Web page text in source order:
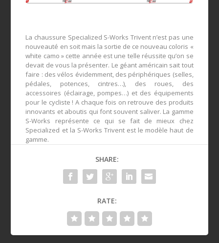
La chaussure Specialized S-Works Trivent n’est pas une
nouveauté en soit mais la sortie de ce nouveau coloris «
white camo » cette année est une telle réussite qu’on se
devait de vous la présenter. Le géant américain sait tout
faire : des vélos évidemment, des périphériques (selles,
pédales, potences, cintres…), des roues, des
accessoires (éclairage, pompes…) et des équipements
pour le cycliste ! A chaque fois on retrouve des produits
innovants et aboutis qui font souvent saliver. La gamme
S-Works représente ce qui se fait de mieux chez
Specialized et la S-Works Trivent est le modèle haut de
gamme.
SHARE:
RATE: